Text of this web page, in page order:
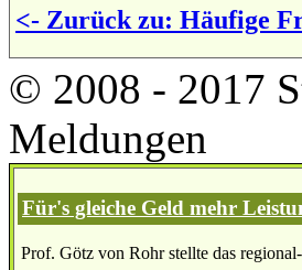
<- Zurück zu: Häufige
© 2008 - 2017
Meldungen
Für's gleiche Geld mehr
Prof. Götz von Rohr stellte das